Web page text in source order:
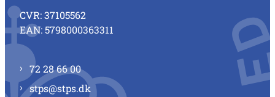
CVR: 37105562
EAN: 5798000363311
72 28 66 00
stps@stps.dk